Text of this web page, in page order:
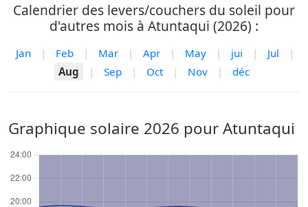
Calendrier des levers/couchers du soleil pour
d'autres mois à Atuntaqui (2026) :
Jan | Feb | Mar | Apr | May | jui | Jul
|
Aug
| Sep | Oct | Nov | déc
Graphique solaire 2026 pour Atuntaqui